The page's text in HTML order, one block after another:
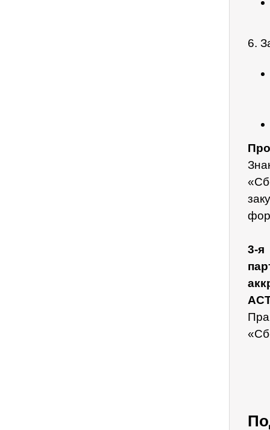
6.
3-